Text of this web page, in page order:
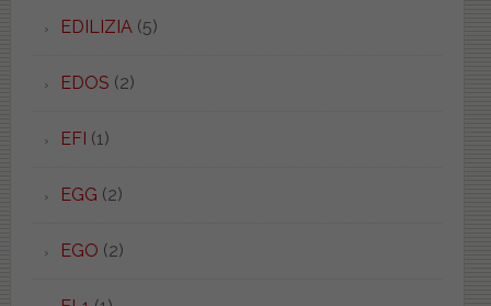
EDILIZIA(5)
EDOS (2)
EFI (1)
EGG (2)
EGO (2)